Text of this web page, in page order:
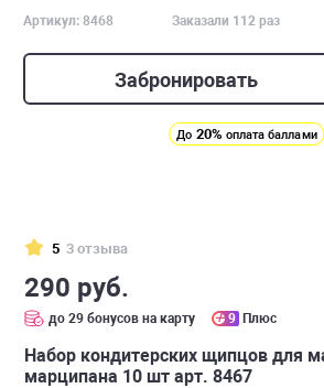
Артикул: 8468 Заказали 112 раз
Забронировать
До 20% оплата баллами
5 3 отзыва
290 руб.
до 29 бонусов на карту 9 Плюс
Набор кондитерских щипцов для
марципана 10 шт арт. 8467